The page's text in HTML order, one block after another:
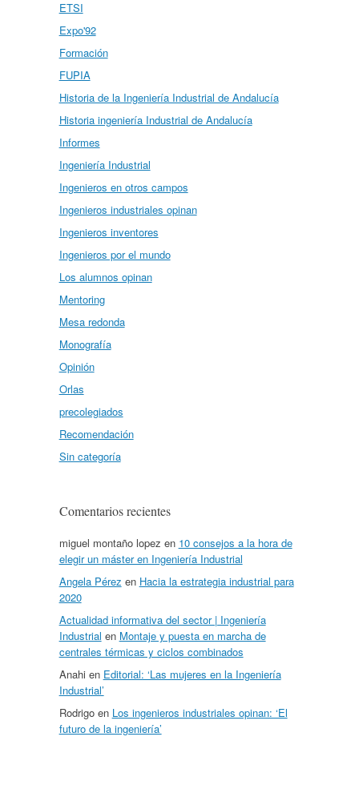
ETSI
Expo'92
Formación
FUPIA
Historia de la Ingeniería Industrial de Andalucía
Historia ingeniería Industrial de Andalucía
Informes
Ingeniería Industrial
Ingenieros en otros campos
Ingenieros industriales opinan
Ingenieros inventores
Ingenieros por el mundo
Los alumnos opinan
Mentoring
Mesa redonda
Monografía
Opinión
Orlas
precolegiados
Recomendación
Sin categoría
Comentarios recientes
miguel montaño lopez en 10 consejos a la hora de
elegir un máster en Ingeniería Industrial
Angela Pérez en Hacia la estrategia industrial para
2020
Actualidad informativa del sector | Ingeniería
Industrial en Montaje y puesta en marcha de
centrales térmicas y ciclos combinados
Anahi en Editorial: ‘Las mujeres en la Ingeniería
Industrial’
Rodrigoen Los ingenieros industriales opinan: ‘El
futuro de la ingeniería’